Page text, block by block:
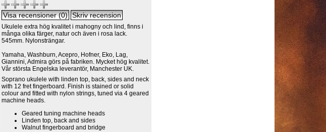
Ukulele extra hög kvalitet i mahogny och lind, finns i
många olika färger, natur och även i rosa lack.
545mm. Nylonsträngar.
Yamaha, Washburn, Acepro, Hofner, Eko, Lag,
Giannini, Admira görs på fabriken. Mycket hög kvalitet.
Vår största Engelska leverantör, Manchester UK.
Soprano ukulele with linden top, back, sides and neck
with 12 fret fingerboard. Finish is stained or solid
colour and fitted with nylon strings, tuned via 4 geared
machine heads.
Geared tuning machine heads
Linden top, back and sides
Walnut fingerboard and bridge